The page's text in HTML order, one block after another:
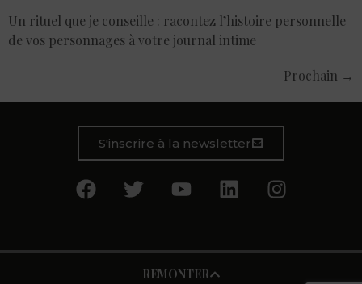
Un rituel que je conseille : racontez l’histoire personnelle
de vos personnages à votre journal intime
Prochain →
S'inscrire à la newsletter
REMONTER